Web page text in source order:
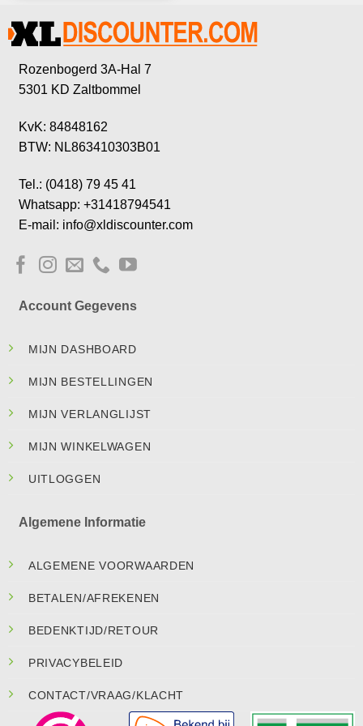
Rozenbogerd 3A-Hal 7
5301 KD Zaltbommel
KvK: 84848162
BTW: NL863410303B01
Tel.: (0418) 79 45 41
Whatsapp: +31418794541
E-mail: info@xldiscounter.com
Account Gegevens
MIJN DASHBOARD
MIJN BESTELLINGEN
MIJN VERLANGLIJST
MIJN WINKELWAGEN
UITLOGGEN
Algemene Informatie
ALGEMENE VOORWAARDEN
BETALEN/AFREKENEN
BEDENKTIJD/RETOUR
PRIVACYBELEID
CONTACT/VRAAG/KLACHT